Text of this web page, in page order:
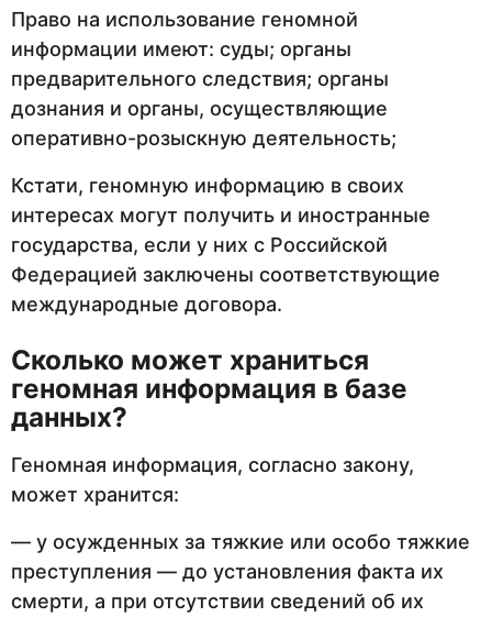
Право на использование геномной
информации имеют: суды; органы
предварительного следствия; органы
дознания и органы, осуществляющие
оперативно-розыскную деятельность;
Кстати, геномную информацию в своих
интересах могут получить и иностранные
государства, если у них с Российской
Федерацией заключены соответствующие
международные договора.
Сколько может храниться
геномная информация в базе
данных?
Геномная информация, согласно закону,
может хранится:
— у осужденных за тяжкие или особо тяжкие
преступления — до установления факта их
смерти, а при отсутствии сведений об их